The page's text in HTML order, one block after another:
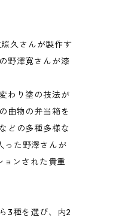
久さんが製作す
野澤寛さんが漆
わり塗の技法が
曲物の弁当箱を
どの多種多様な
った野澤さんが
ンされた貴重
3種を選び、内2